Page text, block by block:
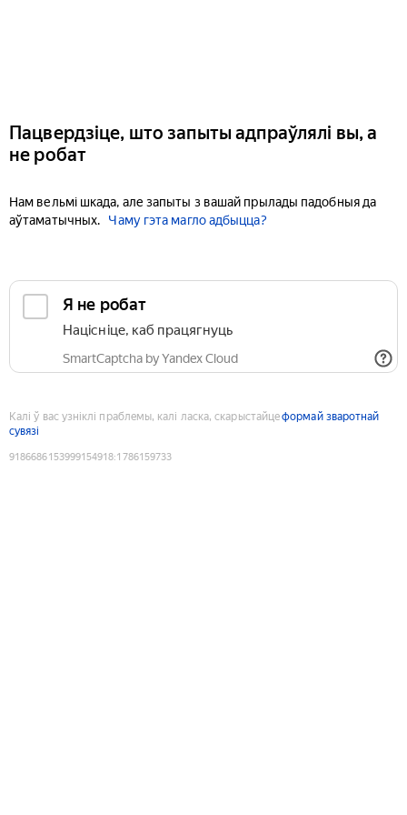
Пацвердзіце, што запыты адпраўлялі вы, а
не робат
Нам вельмі шкада, але запыты з вашай прылады падобныя да
аўтаматычных.
Чаму гэта магло адбыцца?
Я не робат
Націсніце, каб працягнуць
SmartCaptcha by Yandex Cloud
Калі ў вас узніклі праблемы, калі ласка, скарыстайцеформай зваротнай
сувязі
9186686153999154918:1786159733